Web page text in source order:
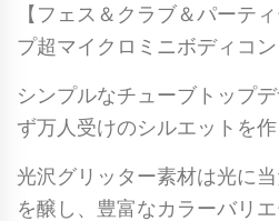
【フェス＆クラブ＆パーテ
プ超マイクロミニボディコン
シンプルなチューブトップ
ず万人受けのシルエットを作
光沢グリッター素材は光に
を醸し、豊富なカラーバリ